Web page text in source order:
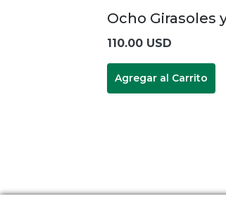
Ocho Girasoles
110.00 USD
Agregar al Carrito